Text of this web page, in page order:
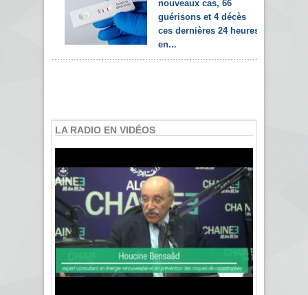
nouveaux cas, 66
guérisons et 4 décès
ces dernières 24 heures
en...
LA RADIO EN VIDÉOS